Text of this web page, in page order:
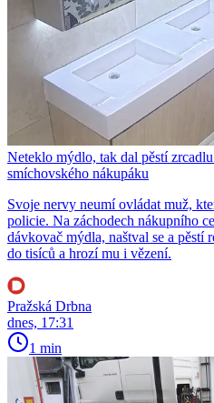
Neteklo mýdlo, tak dal pěstí
smíchovského nákupáku
Svoje nervy neumí ovládat muž,
policie. Na záchodech nákupního
dávkovač mýdla, naštval se a pěstí
do tisíců a hrozí mu i vězení.
Pražská Drbna
dnes, 17:31
1 min